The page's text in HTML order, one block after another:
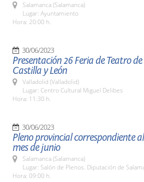
Salamanca (Salamanca)
Lugar: Ayuntamiento
Hora: 20:00 h.
30/06/2023
Presentación 26 Feria de Teatro de
Castilla y León
Valladolid (Valladolid)
Lugar: Centro Cultural Miguel Delibes
Hora: 11:30 h.
30/06/2023
Pleno provincial correspondiente al
mes de junio
Salamanca (Salamanca)
Lugar: Salón de Plenos. Diputación de
Hora: 09:00 h.